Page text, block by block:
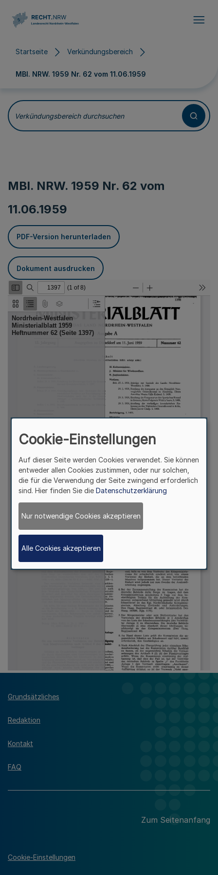
Startseite Verkündungsbereich
MBl. NRW. 1959 Nr. 62 vom 11.06.1959
Verkündungsbereich durchsuchen
MBl. NRW. 1959 Nr. 62 vom
11.06.1959
PDF-Version herunterladen
Dokument ausdrucken
Grundsätzliches
Redaktion
Kontakt
FAQ
Zum Seitenanfang
Cookie-Einstellungen
Cookie-Einstellungen
Auf dieser Seite werden Cookies verwendet. Sie können
entweder allen Cookies zustimmen, oder nur solchen,
die für die Verwendung der Seite zwingend erforderlich
sind. Hier finden Sie die Datenschutzerklärung
Nur notwendige Cookies akzeptieren
Alle Cookies akzeptieren